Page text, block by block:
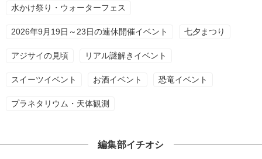
水かけ祭り・ウォーターフェス
2026年9月19日～23日の連休開催イベント 七夕まつり
アジサイの見頃 リアル謎解きイベント
スイーツイベント お酒イベント 恐竜イベント
プラネタリウム・天体観測
編集部イチオシ